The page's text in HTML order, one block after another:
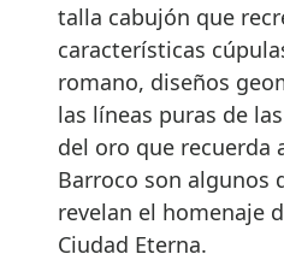
talla cabujón que
características
romano, diseños
las líneas puras de
del oro que recuerda
Barroco son algunos
revelan el homenaje
Ciudad Eterna.